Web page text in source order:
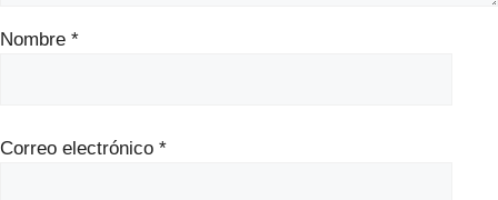
Nombre *
Correo electrónico *